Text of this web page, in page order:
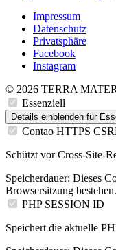
Impressum
Datenschutz
Privatsphäre
Facebook
Instagram
© 2026 TERRA
Essenziell
Details einblenden für
Contao HTTPS
Schützt vor Cross-Site-
Speicherdauer: Dieses
Browsersitzung bestehen.
PHP SESSION ID
Speichert die aktuelle